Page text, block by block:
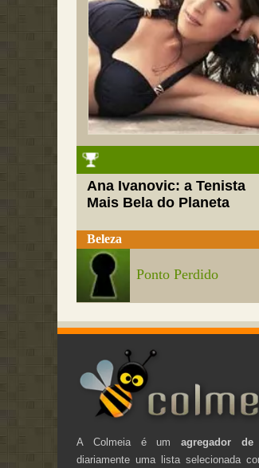
Ana Ivanovic: a Tenista
Mais Bela do Planeta
Beleza
Ponto Perdido
A Colmeia é umagregador de
diariamente uma lista selecionada